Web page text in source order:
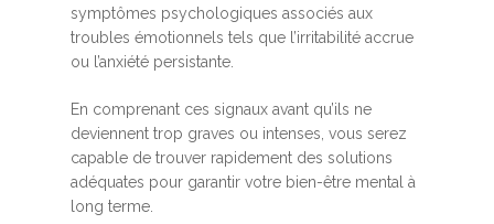
symptômes psychologiques associés aux
troubles émotionnels tels que l’irritabilité accrue
ou l’anxiété persistante.
En comprenant ces signaux avant qu’ils ne
deviennent trop graves ou intenses, vous serez
capable de trouver rapidement des solutions
adéquates pour garantir votre bien-être mental à
long terme.